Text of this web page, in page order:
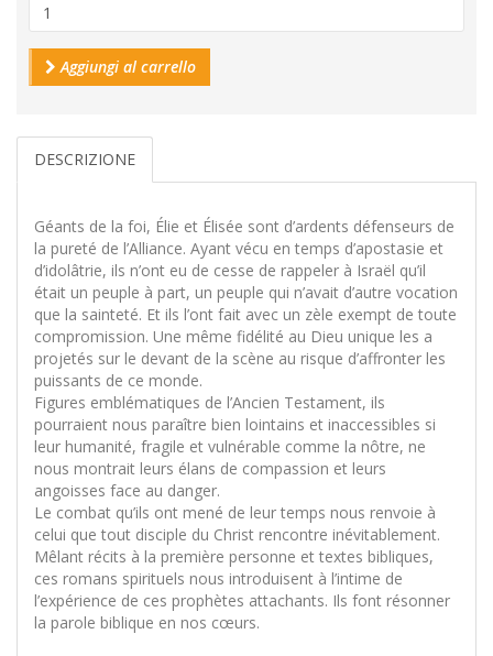
Aggiungi al carrello
DESCRIZIONE
Géants de la foi, Élie et Élisée sont d’ardents défenseurs de
la pureté de l’Alliance. Ayant vécu en temps d’apostasie et
d’idolâtrie, ils n’ont eu de cesse de rappeler à Israël qu’il
était un peuple à part, un peuple qui n’avait d’autre vocation
que la sainteté. Et ils l’ont fait avec un zèle exempt de toute
compromission. Une même fidélité au Dieu unique les a
projetés sur le devant de la scène au risque d’affronter les
puissants de ce monde.
Figures emblématiques de l’Ancien Testament, ils
pourraient nous paraître bien lointains et inaccessibles si
leur humanité, fragile et vulnérable comme la nôtre, ne
nous montrait leurs élans de compassion et leurs
angoisses face au danger.
Le combat qu’ils ont mené de leur temps nous renvoie à
celui que tout disciple du Christ rencontre inévitablement.
Mêlant récits à la première personne et textes bibliques,
ces romans spirituels nous introduisent à l’intime de
l’expérience de ces prophètes attachants. Ils font résonner
la parole biblique en nos cœurs.